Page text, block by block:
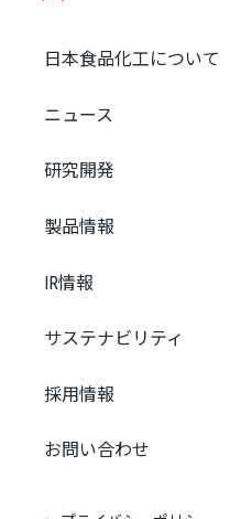
日本食品化工について
ニュース
研究開発
製品情報
IR情報
サステナビリティ
採用情報
お問い合わせ